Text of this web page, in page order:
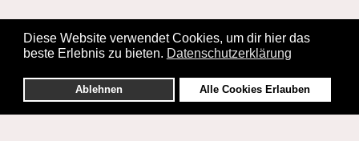
Diese Website verwendet Cookies, um dir hier das
beste Erlebnis zu bieten. Datenschutzerklärung
Ablehnen Alle Cookies Erlauben